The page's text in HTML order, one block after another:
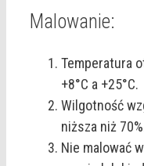
Malowanie:
Temperatura
+8°C a +25°C.
Wilgotność
niższa niż
Nie malować